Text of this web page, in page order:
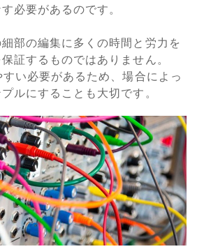
必要があるのです。
部の編集に多くの時間と労力を
証するものではありません。
い必要があるため、場合によっ
ルにすることも大切です。